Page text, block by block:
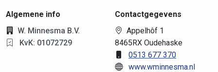
Algemene info
W. Minnesma B.V.
KvK: 01072729
Contactgegevens
Appelhôf 1
8465RX Oudehaske
0513 677 370
www.wminnesma.nl